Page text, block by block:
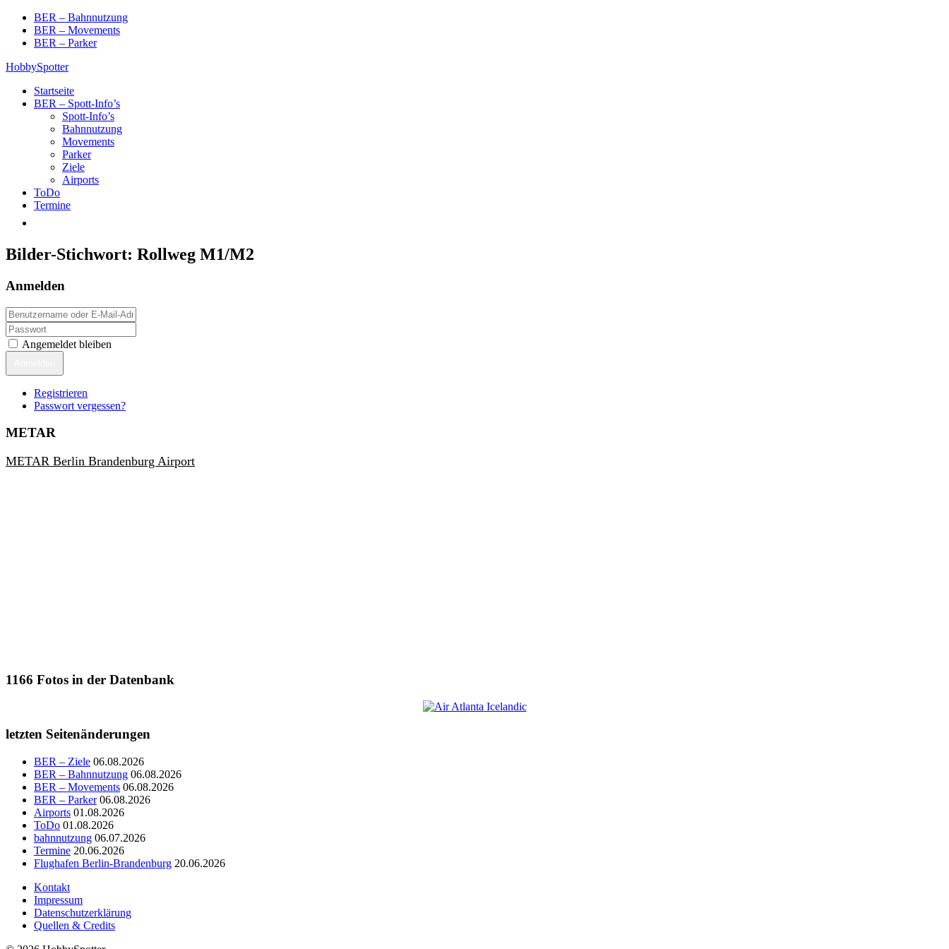
Skip
content
BER – Bahnnutzung
BER – Movements
BER – Parker
HobbySpotter
Startseite
BER – Spott-Info’s
Spott-Info’s
Bahnnutzung
Movements
Parker
Ziele
Airports
ToDo
Termine
Bilder-Stichwort: Rollweg M1/M2
Anmelden
Angemeldet bleiben
Registrieren
Passwort vergessen?
METAR
METAR Berlin Brandenburg Airport
1166 Fotos in der Datenbank
letzten Seitenänderungen
BER – Ziele 06.08.2026
BER – Bahnnutzung 06.08.2026
BER – Movements 06.08.2026
BER – Parker 06.08.2026
Airports 01.08.2026
ToDo 01.08.2026
bahnnutzung 06.07.2026
Termine 20.06.2026
Flughafen Berlin-Brandenburg 20.06.2026
Kontakt
Impressum
Datenschutzerklärung
Quellen & Credits